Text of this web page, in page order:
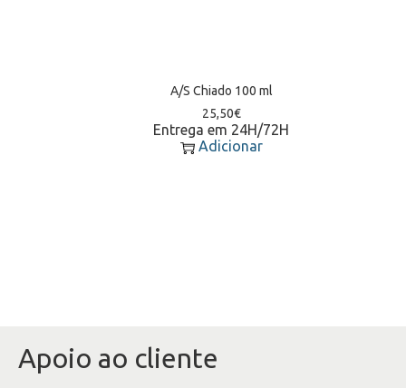
A/S Chiado 100 ml
25,50€
Entrega em 24H/72H
Adicionar
Apoio ao cliente